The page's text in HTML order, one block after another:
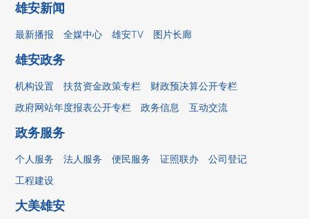
雄安新闻
最新播报 全媒中心 雄安TV 图片长廊
雄安政务
机构设置 扶贫资金政策专栏
财政预决算公开专栏
政府网站年度报表公开专栏
政务信息 互动交流
政务服务
个人服务 法人服务 便民服务 证照联办
公司登记
工程建设
大美雄安